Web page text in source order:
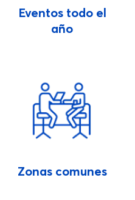
Eventos todo el
año
Zonas comunes